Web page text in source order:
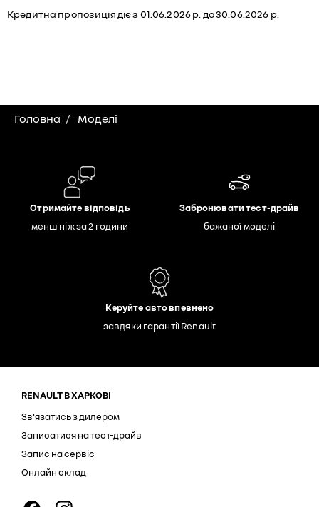
Кредитна пропозиція діє з 01.06.2026 р. до 30.06.2026 р.
Головна Моделі
Отримайте відповідь
менш ніж за 2 години
Забронювати тест-драйв
бажаної моделі
Керуйте авто впевнено
завдяки гарантії Renault
RENAULT В ХАРКОВІ
Зв'язатись з дилером
Записатися на тест-драйв
Запис на сервіс
Онлайн склад